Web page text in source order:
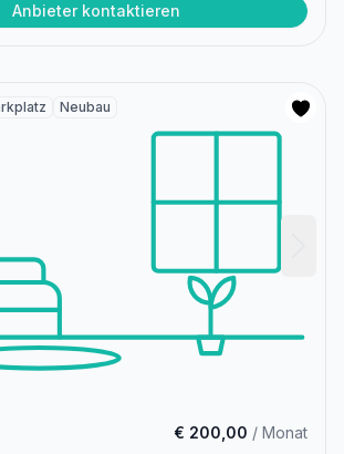
Anbieter kontaktieren
Neubau
€ 200,00 / Monat